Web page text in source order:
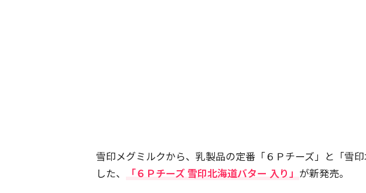
雪印メグミルクから、乳製品の定番「６Ｐチーズ」と「雪
した、
「６Ｐチーズ 雪印北海道バター 入り」 が新発売。